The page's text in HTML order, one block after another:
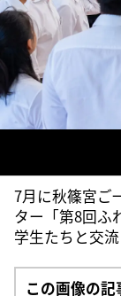
7月に秋篠宮ご
ター「第8回ふ
学生たちと交
この画像の記